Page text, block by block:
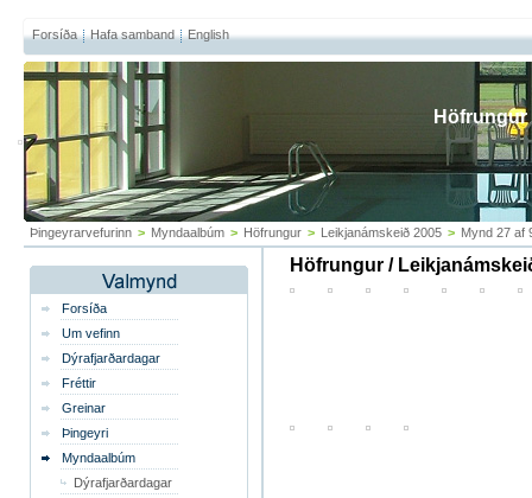
Forsíða Hafa samband English
Þingeyrarvefurinn > Myndaalbúm > Höfrungur > Leikjanámskeið 2005 > Mynd 27 af
Forsíða
Um vefinn
Dýrafjarðardagar
Fréttir
Greinar
Þingeyri
Myndaalbúm
Dýrafjarðardagar
Höfrungur /
Höfrungur